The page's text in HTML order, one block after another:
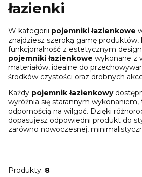
łazienki
W kategorii pojemniki łazienkowe
znajdziesz szeroką gamę produktów,
funkcjonalność z estetycznym
pojemniki łazienkowe wykonane z
materiałów, idealne do
środków czystości oraz drobnych
Każdy pojemnik łazienkowy
wyróżnia się starannym wykonaniem,
odpornością na wilgoć. Dzięki
dopasujesz odpowiedni produkt do
zarówno nowoczesnej,
Produkty: 8